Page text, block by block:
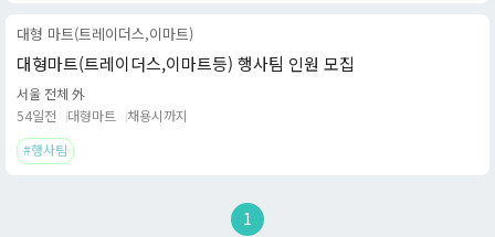
매하고 있습니다. 일반 대형 마트보다 합리적인 가격으로 대용량 상
품을 구매하고자 하는 소비자들에게 인기가 높습니다.
트레이더스 홀세일 클럽은 2010년 첫 점포를 개점한 이래 꾸준히
성장하여 대한민국 대표 창고형 할인점으로 자리매김하고 있으며,
온라인 쇼핑몰(쓱닷컴 내 트레이더스몰)을 통해서도 상품을 판매하
*본 내용은 마트잡 AI를 활용해 작성되었습니다.*
대형 마트(트레이더스,이마트)
대형마트(트레이더스,이마트등) 행사팀 인원 모집
서울 전체 外
54일전
대형마트
채용시까지
#행사팀
1